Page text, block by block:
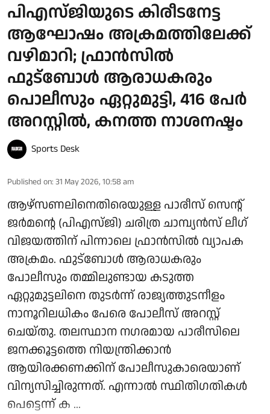
പിഎസ്ജിയുടെ കിരീടനേട്ട
ആഘോഷം അക്രമത്തിലേക്ക്
വഴിമാറി; ഫ്രാന്‍സില്‍
ഫുട്‌ബോള്‍ ആരാധകരും
പൊലീസും ഏറ്റുമുട്ടി, 416 പേര്‍
അറസ്റ്റില്‍, കനത്ത നാശനഷ്ടം
Sports Desk
Published on: 31 May 2026, 10:58 am
ആഴ്‌സണലിനെതിരെയുള്ള പാരീസ് സെന്റ്
ജര്‍മന്റെ (പിഎസ്ജി) ചരിത്ര ചാമ്പ്യന്‍സ് ലീഗ്
വിജയത്തിന് പിന്നാലെ ഫ്രാന്‍സില്‍ വ്യാപക
അക്രമം. ഫുട്‌ബോള്‍ ആരാധകരും
പോലീസും തമ്മിലുണ്ടായ കടുത്ത
ഏറ്റുമുട്ടലിനെ തുടര്‍ന്ന് രാജ്യത്തുടനീളം
നാനൂറിലധികം പേരെ പോലീസ് അറസ്റ്റ്
ചെയ്തു. തലസ്ഥാന നഗരമായ പാരീസിലെ
ജനക്കൂട്ടത്തെ നിയന്ത്രിക്കാന്‍
ആയിരക്കണക്കിന് പോലീസുകാരെയാണ്
വിന്യസിച്ചിരുന്നത്. എന്നാല്‍ സ്ഥിതിഗതികള്‍
പെട്ടെന്ന് ക ...